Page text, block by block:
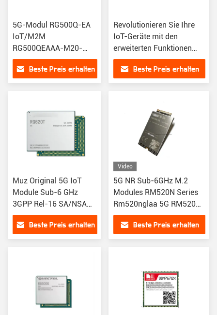
5G-Modul RG500Q-EA
IoT/M2M
RG500QEAAA-M20-
SGASA Wireless Modul
Zustand Original
Beste Preis erhalten
Revolutionieren Sie Ihre
IoT-Geräte mit den
erweiterten Funktionen
des SIMCOMSIM8260E
5G-ModulsBeste Preis erhalten
Muz Original 5G IoT
Module Sub-6 GHz
3GPP Rel-16 SA/NSA
Serie RG620T für
Heimportalen
Beste Preis erhalten
Video
5G NR Sub-6GHz M.2
Modules RM520N Series
Rm520nglaa 5G RM520N-
GL RM530N-GL Für
IoT/eMBB Anwendungen
RM520N-EU IoT Module
Beste Preis erhalten